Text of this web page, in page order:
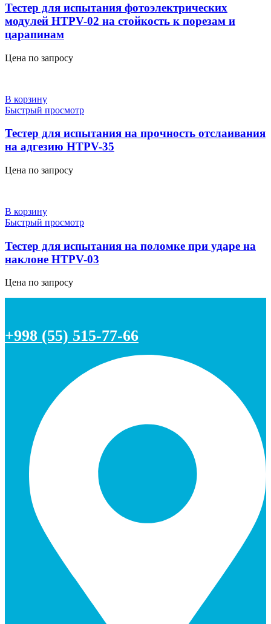
Тестер для испытания фотоэлектрических
модулей HTPV-02 на стойкость к порезам и
царапинам
Цена по запросу
В корзину
Быстрый просмотр
Тестер для испытания на прочность отслаивания
на адгезию HTPV-35
Цена по запросу
В корзину
Быстрый просмотр
Тестер для испытания на поломке при ударе на
наклоне HTPV-03
Цена по запросу
+998 (55) 515-77-66